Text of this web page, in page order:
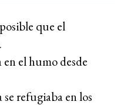
que el
el humo desde
refugiaba en los